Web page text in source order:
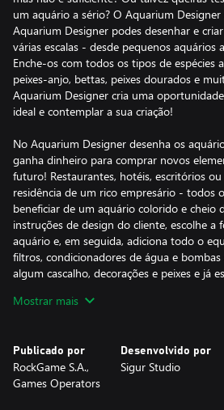
um aquário a sério? O Aquarium
Aquarium Designer podes desenhar e
várias escalas - desde pequenos aquários
Enche-os com todos os tipos de espécies
peixes-anjo, bettas, peixes dourados e
Aquarium Designer cria uma
ideal e contemplar a sua criação!
No Aquarium Designer desenha os
ganha dinheiro para comprar novos
futuro! Restaurantes, hotéis, escritórios
residência de um rico empresário - todos
beneficiar de um aquário colorido e cheio
instruções de design do cliente, escolhe
aquário e, em seguida, adiciona todo o
filtros, condicionadores de água e bombas
algum cascalho, decorações e peixes e já
em dois modos criativos - Casual e
diferentes configurações e elementos, mas
futuros residentes do teu aquário - ou seja,
Mostrar mais
Publicado por
RockGame S.A.,
Games Operators
Desenvolvido por
Sigur Studio